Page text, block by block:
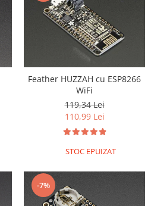
Feather HUZZAH cu ESP8266
WiFi
119,34 Lei
110,99 Lei
STOC EPUIZAT
-7%